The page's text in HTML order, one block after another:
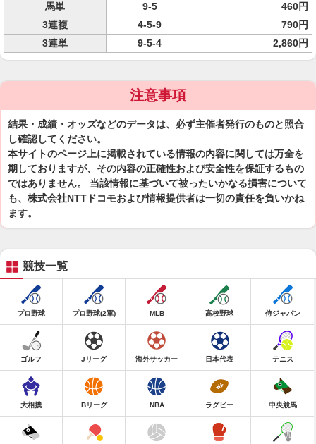
馬単
9-5
460円
3連複
4-5-9
790円
3連単
9-5-4 2,860円
注意事項
結果・成績・オッズなどのデータは、必ず主催者発行のものと照合
し確認してください。
本サイトのページ上に掲載されている情報の内容に関しては万全を
期しておりますが、その内容の正確性および安全性を保証するもの
ではありません。 当該情報に基づいて被ったいかなる損害について
も、株式会社NTTドコモおよび情報提供者は一切の責任を負いかね
ます。
競技一覧
プロ野球 プロ野球(2軍) MLB 高校野球 侍ジャパン
ゴルフ Jリーグ 海外サッカー 日本代表 テニス
大相撲 Bリーグ NBA ラグビー 中央競馬